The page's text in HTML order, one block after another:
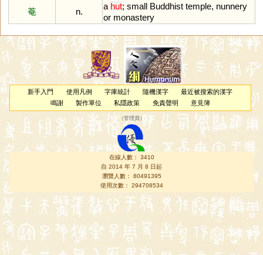
菴
n.
a hut; small Buddhist temple, nunnery
or monastery
新手入門 使用凡例 字庫統計 隨機漢字
最近被搜索的漢字
鳴謝
製作單位 私隱政策 免責聲明 意見簿
（管理員 ）
在線人數： 3410
自 2014 年 7 月 8 日起
瀏覽人數： 80491395
使用次數： 294708534